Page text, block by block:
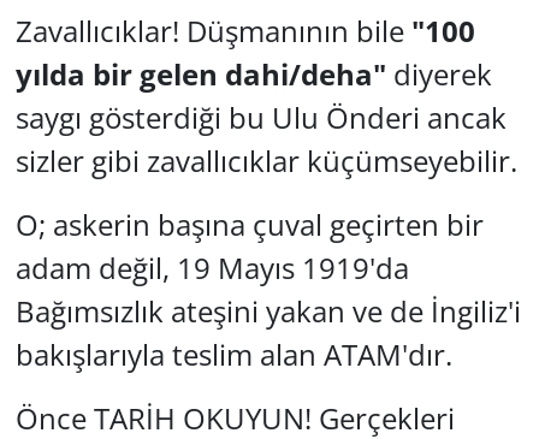
Zavallıcıklar! Düşmanının bile "100
yılda bir gelen dahi/deha" diyerek
saygı gösterdiği bu Ulu Önderi ancak
sizler gibi zavallıcıklar küçümseyebilir.
O; askerin başına çuval geçirten bir
adam değil, 19 Mayıs 1919'da
Bağımsızlık ateşini yakan ve de İngiliz'i
bakışlarıyla teslim alan ATAM'dır.
Önce TARİH OKUYUN! Gerçekleri